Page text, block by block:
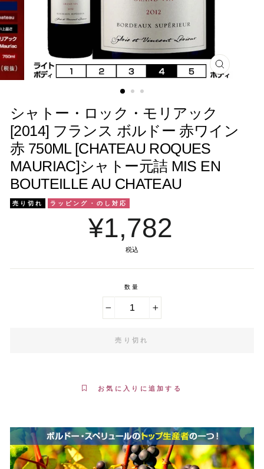
閉
じ
シャトー・ロック・モリアック
[2014] フランス ボルドー 赤ワイン
赤 750ML [CHATEAU ROQUES
MAURIAC]シャトー元詰 MIS EN
BOUTEILLE AU CHATEAU
売り切れ ラッピング・のし対応
¥1,782
税込
数量
売り切れ
お気に入りに追加する